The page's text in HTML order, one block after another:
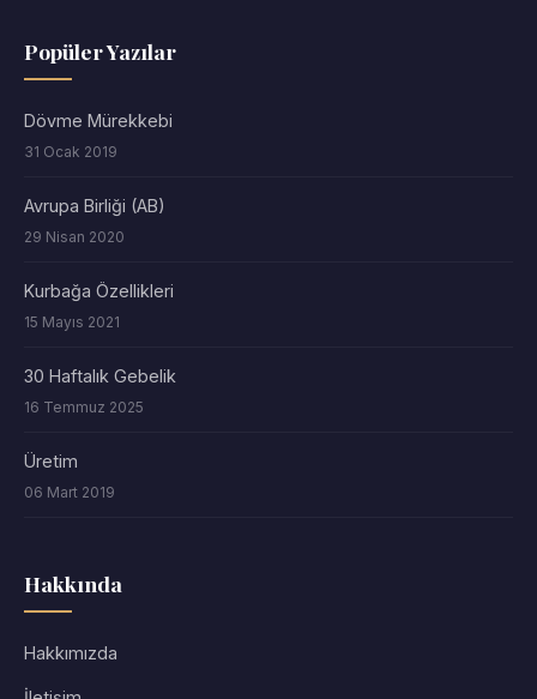
Popüler Yazılar
Dövme Mürekkebi
31 Ocak 2019
Avrupa Birliği (AB)
29 Nisan 2020
Kurbağa Özellikleri
15 Mayıs 2021
30 Haftalık Gebelik
16 Temmuz 2025
Üretim
06 Mart 2019
Hakkında
Hakkımızda